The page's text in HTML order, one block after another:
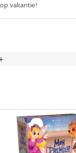
vakantie!